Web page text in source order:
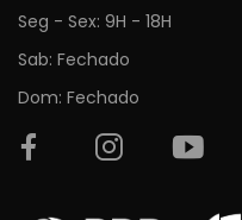
Seg - Sex: 9H - 18H
Sab: Fechado
Dom: Fechado